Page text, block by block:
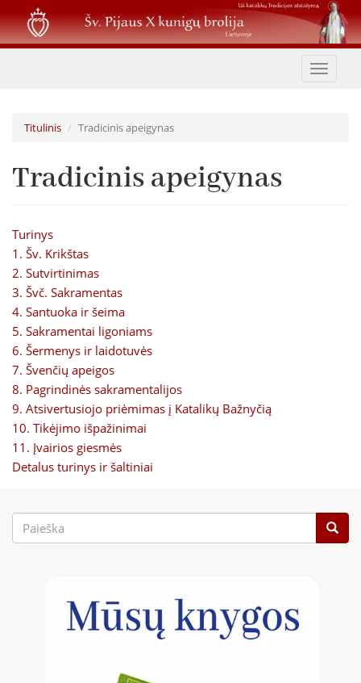
Pereiti
į
pagrindinį
Toggle
Titulinis Tradicinis apeigynas
Tradicinis apeigynas
Turinys
1. Šv. Krikštas
2. Sutvirtinimas
3. Švč. Sakramentas
4. Santuoka ir šeima
5. Sakramentai ligoniams
6. Šermenys ir laidotuvės
7. Švenčių apeigos
8. Pagrindinės sakramentalijos
9. Atsivertusiojo priėmimas į Katalikų Bažnyčią
10. Tikėjimo išpažinimai
11. Įvairios giesmės
Detalus turinys ir šaltiniai
Paieškos